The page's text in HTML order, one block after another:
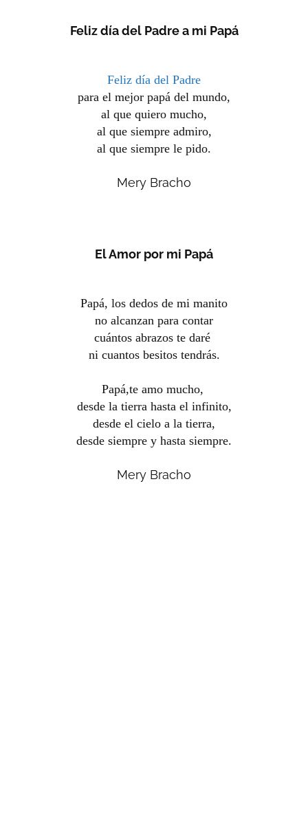
Feliz día del Padre a mi Papá
Feliz día del Padre
para el mejor papá del mundo,
al que quiero mucho,
al que siempre admiro,
al que siempre le pido.
Mery Bracho
El Amor por mi Papá
Papá, los dedos de mi manito
no alcanzan para contar
cuántos abrazos te daré
ni cuantos besitos tendrás.
Papá,te amo mucho,
desde la tierra hasta el infinito,
desde el cielo a la tierra,
desde siempre y hasta siempre.
Mery Bracho